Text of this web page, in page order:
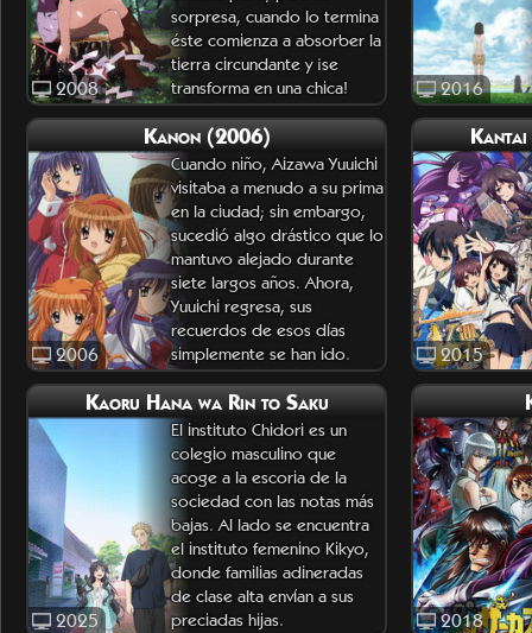
2008
sorpresa, cuando lo termina
éste comienza a absorber la
tierra circundante y ¡se
transforma en una chica!
La chica resulta ser una
deida
2016
Kanon (2006)
2006
Cuando niño, Aizawa Yuuichi
visitaba a menudo a su prima
en la ciudad; sin embargo,
sucedió algo drástico que lo
mantuvo alejado durante
siete largos años. Ahora,
Yuuichi regresa, sus
recuerdos de esos días
simplemente se han ido.
Al instalar
2015
Kaoru Hana wa Rin to Saku
2025
El instituto Chidori es un
colegio masculino que
acoge a la escoria de la
sociedad con las notas más
bajas. Al lado se encuentra
el instituto femenino Kikyo,
donde familias adineradas
de clase alta envían a sus
preciadas hijas.
2018